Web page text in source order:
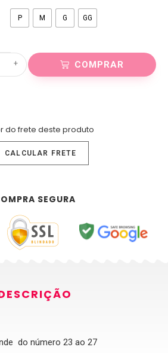
P M G GG
+ COMPRAR
do frete deste produto
SEGURA
do número 23 ao 27